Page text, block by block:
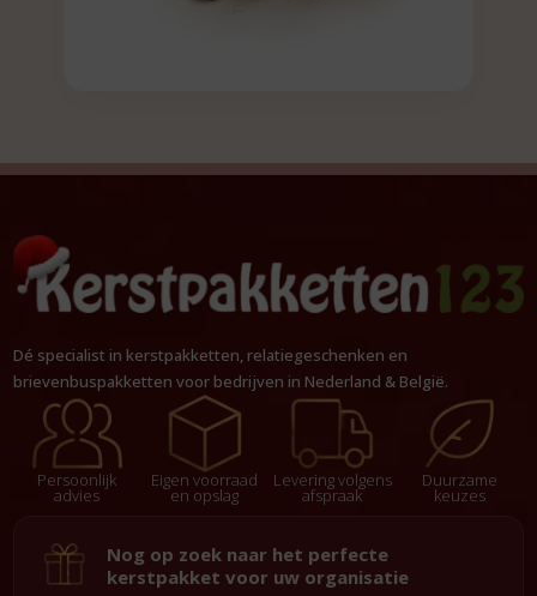
Dé specialist in kerstpakketten, relatiegeschenken en
brievenbuspakketten voor bedrijven in Nederland & België.
Persoonlijk
advies
Eigen voorraad
en opslag
Levering volgens
afspraak
Duurzame
keuzes
Nog op zoek naar het perfecte
kerstpakket voor uw organisatie